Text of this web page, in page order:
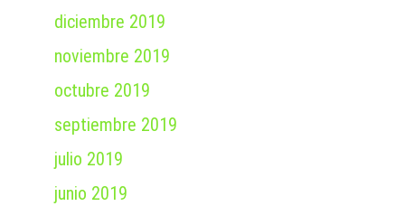
diciembre 2019
noviembre 2019
octubre 2019
septiembre 2019
julio 2019
junio 2019